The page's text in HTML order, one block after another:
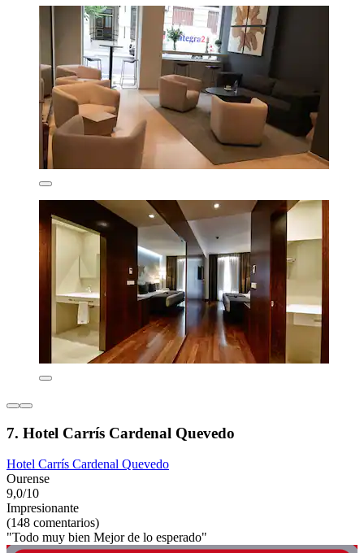
7. Hotel Carrís Cardenal Quevedo
Hotel Carrís Cardenal Quevedo
Ourense
9,0/10
Impresionante
(148 comentarios)
"Todo muy bien Mejor de lo esperado"